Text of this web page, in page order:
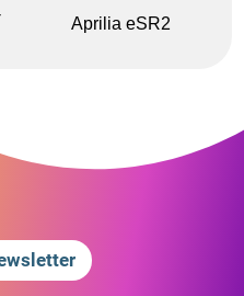
Aprilia eSR2